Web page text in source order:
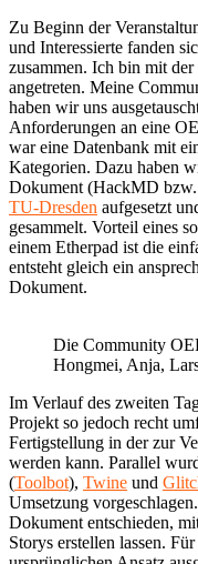
Zu Beginn der
und Interessierte fanden
zusammen. Ich bin mit
angetreten. Meine
haben wir uns
Anforderungen an eine
war eine Datenbank mit
Kategorien. Dazu haben
Dokument (HackMD
TU-Dresden aufgesetzt
gesammelt. Vorteil eines
einem Etherpad ist die
entsteht gleich ein
Dokument.
Die Community
Hongmei, Anja,
Im Verlauf des zweiten
Projekt so jedoch recht
Fertigstellung in der zur
werden kann. Parallel
(Toolbot), Twine und
Umsetzung
Dokument entschieden,
Storys erstellen lassen.